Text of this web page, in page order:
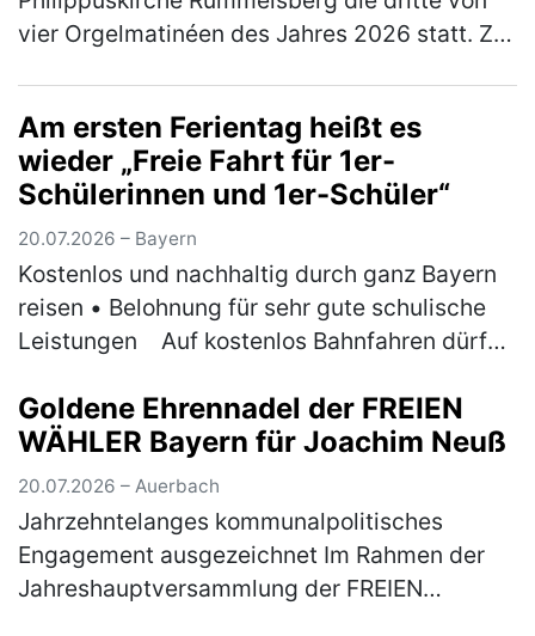
vier Orgelmatinéen des Jahres 2026 statt. Zu
Am ersten Ferientag heißt es
wieder „Freie Fahrt für 1er-
Schülerinnen und 1er-Schüler“
20.07.2026 – Bayern
Kostenlos und nachhaltig durch ganz Bayern
reisen • Belohnung für sehr gute schulische
Leistungen ￼Auf kostenlos Bahnfahren dürfen
wieder Bayerns 1er-Schül…(mehr)
Goldene Ehrennadel der FREIEN
WÄHLER Bayern für Joachim Neuß
20.07.2026 – Auerbach
Jahrzehntelanges kommunalpolitisches
Engagement ausgezeichnet Im Rahmen der
Jahreshauptversammlung der FREIEN